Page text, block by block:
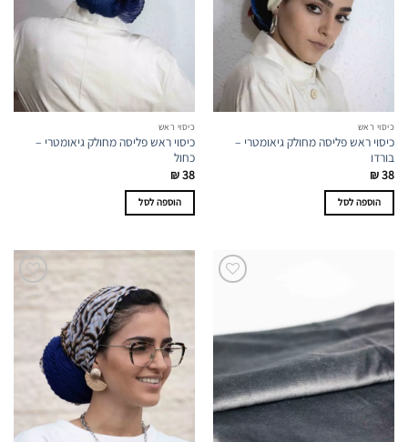
כיסוי ראש
כיסוי ראש פליסה מחולק גיאומטרי –
בורדו
₪38
הוספה לסל
כיסוי ראש
כיסוי ראש פליסה מחולק גיאומטרי –
כחול
₪38
הוספה לסל